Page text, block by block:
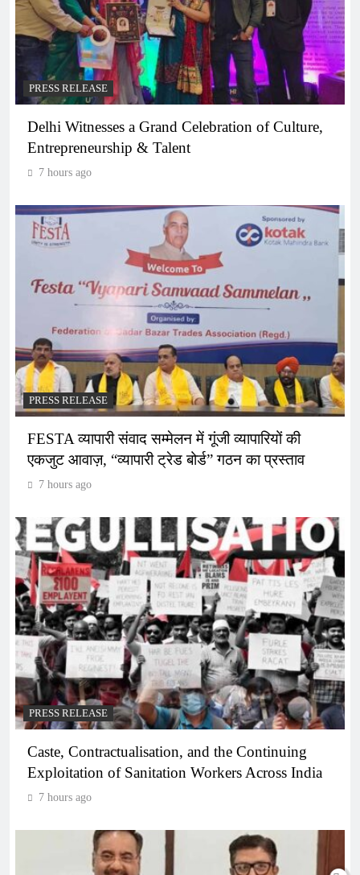
PRESS RELEASE
Delhi Witnesses a Grand Celebration of Culture,
Entrepreneurship & Talent
7 hours ago
PRESS RELEASE
FESTA व्यापारी संवाद सम्मेलन में गूंजी व्यापारियों की
एकजुट आवाज़, “व्यापारी ट्रेड बोर्ड” गठन का प्रस्ताव
7 hours ago
PRESS RELEASE
Caste, Contractualisation, and the Continuing
Exploitation of Sanitation Workers Across India
7 hours ago